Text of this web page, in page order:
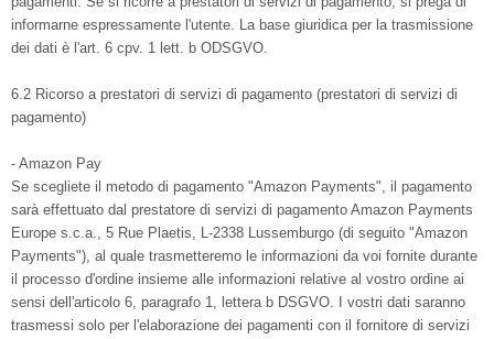
informarne espressamente l'utente. La base giuridica per la trasmissione
dei dati è l'art. 6 cpv. 1 lett. b ODSGVO.
6.2 Ricorso a prestatori di servizi di pagamento (prestatori di servizi di
pagamento)
- Amazon Pay
Se scegliete il metodo di pagamento "Amazon Payments", il pagamento
sarà effettuato dal prestatore di servizi di pagamento Amazon Payments
Europe s.c.a., 5 Rue Plaetis, L-2338 Lussemburgo (di seguito "Amazon
Payments"), al quale trasmetteremo le informazioni da voi fornite durante
il processo d'ordine insieme alle informazioni relative al vostro ordine ai
sensi dell'articolo 6, paragrafo 1, lettera b DSGVO. I vostri dati saranno
trasmessi solo per l'elaborazione dei pagamenti con il fornitore di servizi